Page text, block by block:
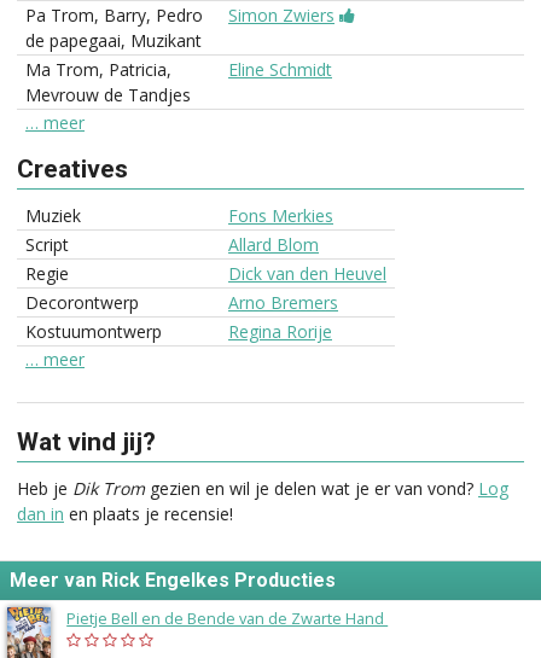
Pa Trom, Barry, Pedro
de papegaai, Muzikant
Simon Zwiers
Ma Trom, Patricia,
Mevrouw de Tandjes
Eline Schmidt
… meer
Creatives
Muziek
Fons Merkies
Script
Allard Blom
Regie
Dick van den Heuvel
Decorontwerp
Arno Bremers
Kostuumontwerp
Regina Rorije
… meer
Wat vind jij?
Heb je Dik Tromgezien en wil je delen wat je er van vond? Log
dan in en plaats je recensie!
Meer van Rick Engelkes Producties
Pietje Bell en de Bende van de Zwarte Hand